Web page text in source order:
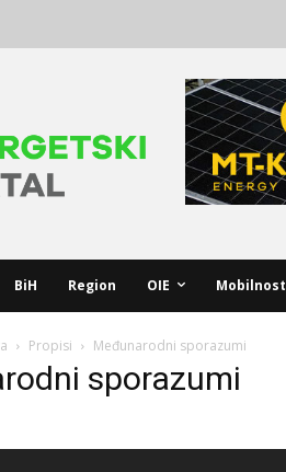
BiH Region OIE Mobilnost
Propisi Međunarodni sporazumi
sporazumi